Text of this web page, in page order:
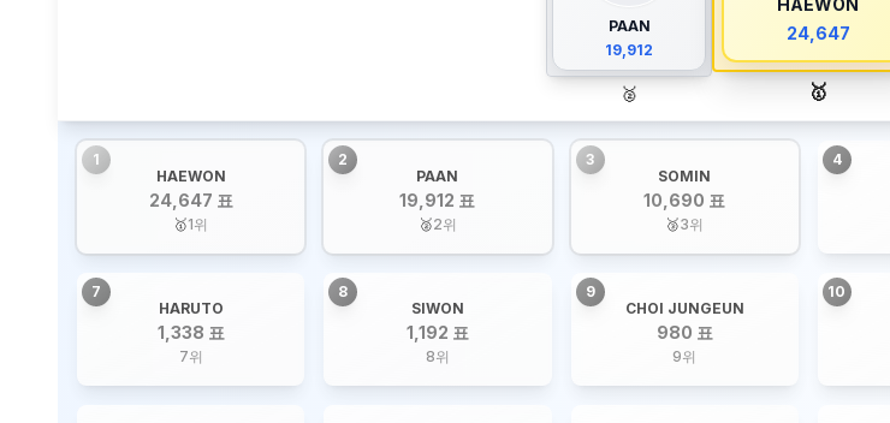
PAAN
19,912
🥈
HAEWON
24,647
🥇
1
HAEWON
24,647 표
🥇1위
2
PAAN
19,912 표
🥈2위
3
SOMIN
10,690 표
🥉3위
4
7
HARUTO
1,338 표
7위
8
SIWON
1,192 표
8위
9
CHOI JUNGEUN
980 표
9위
10